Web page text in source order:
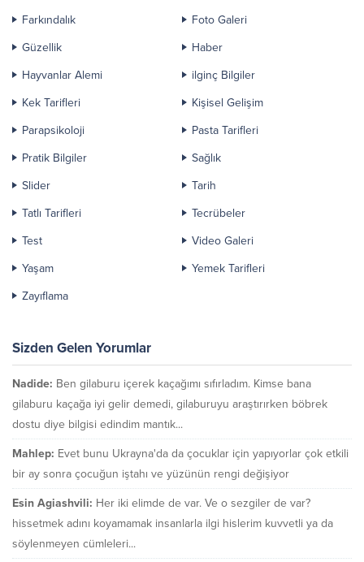
Farkındalık
Foto Galeri
Güzellik
Haber
Hayvanlar Alemi
ilginç Bilgiler
Kek Tarifleri
Kişisel Gelişim
Parapsikoloji
Pasta Tarifleri
Pratik Bilgiler
Sağlık
Slider
Tarih
Tatlı Tarifleri
Tecrübeler
Test
Video Galeri
Yaşam
Yemek Tarifleri
Zayıflama
Sizden Gelen Yorumlar
Nadide: Ben gilaburu içerek kaçağımı sıfırladım. Kimse bana
gilaburu kaçağa iyi gelir demedi, gilaburuyu araştırırken böbrek
dostu diye bilgisi edindim mantık...
Mahlep: Evet bunu Ukrayna'da da çocuklar için yapıyorlar çok etkili
bir ay sonra çocuğun iştahı ve yüzünün rengi değişiyor
Esin Agiashvili: Her iki elimde de var. Ve o sezgiler de var?
hissetmek adını koyamamak insanlarla ilgi hislerim kuvvetli ya da
söylenmeyen cümleleri...